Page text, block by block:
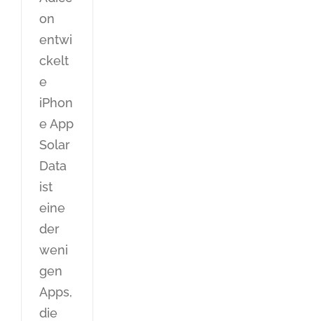
on
entwi
ckelt
e
iPhon
e App
Solar
Data
ist
eine
der
weni
gen
Apps,
die